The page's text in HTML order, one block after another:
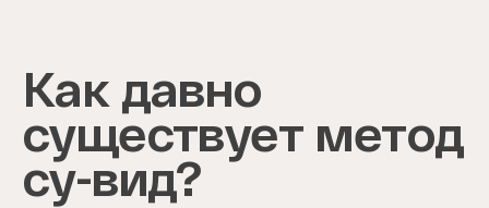
Как давно
существует метод
су-вид?